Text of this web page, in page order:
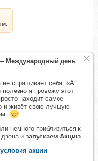
Международный день
не спрашивает себя: «А
полезно я провожу этот
находит самое
и живёт свою лучшую
немного приблизиться к
и запускаем Акцию.
акции
ГаЛа2018
Складчик
ПРИКОРМ! Всё по
взнос, сбор открыт!